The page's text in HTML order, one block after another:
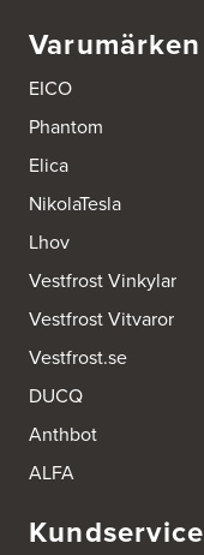
Varumärken
EICO
Phantom
Elica
NikolaTesla
Lhov
Vestfrost Vinkylar
Vestfrost Vitvaror
Vestfrost.se
DUCQ
Anthbot
ALFA
Kundservice